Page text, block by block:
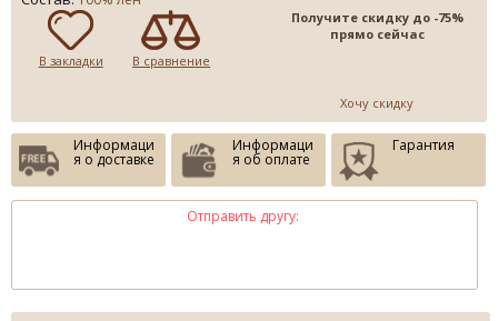
Получите скидку до -75%
прямо сейчас
Хочу скидку
В закладки В сравнение
Информаци
я о доставке
Информаци
я об оплате
Гарантия
Отправить другу: